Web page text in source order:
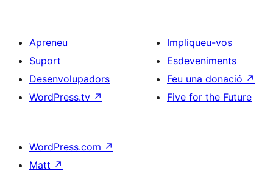
Apreneu
Suport
Desenvolupadors
WordPress.tv ↗
Impliqueu-vos
Esdeveniments
Feu una donació ↗
Five for the Future
WordPress.com ↗
Matt ↗